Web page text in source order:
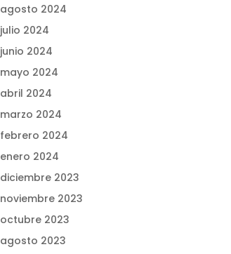
agosto 2024
julio 2024
junio 2024
mayo 2024
abril 2024
marzo 2024
febrero 2024
enero 2024
diciembre 2023
noviembre 2023
octubre 2023
agosto 2023